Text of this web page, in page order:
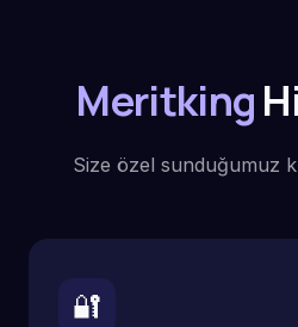
Meritking
Size özel sunduğumuz
🔐